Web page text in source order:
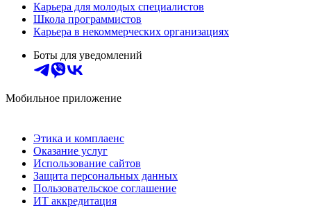
Карьера для молодых специалистов
Школа программистов
Карьера в некоммерческих организациях
Боты для уведомлений
Мобильное приложение
Этика и комплаенс
Оказание услуг
Использование сайтов
Защита персональных данных
Пользовательское соглашение
ИТ аккредитация